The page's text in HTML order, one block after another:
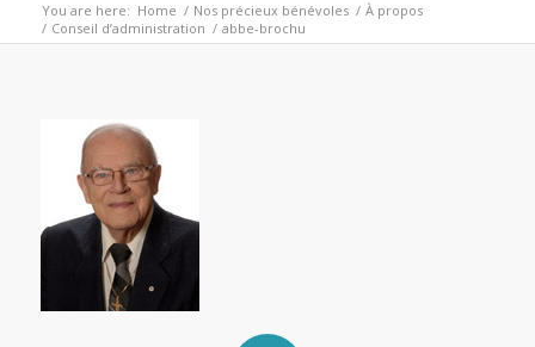
You are here: Home / Nos précieux bénévoles / À propos
/ Conseil d’administration / abbe-brochu